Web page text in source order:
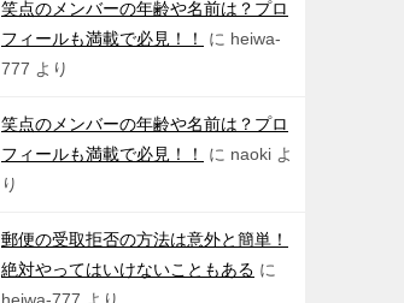
笑点のメンバーの年齢や名前は？プロ
フィールも満載で必見！！
に heiwa-
777 より
笑点のメンバーの年齢や名前は？プロ
フィールも満載で必見！！
に naoki よ
り
郵便の受取拒否の方法は意外と簡単！
絶対やってはいけないこともある に